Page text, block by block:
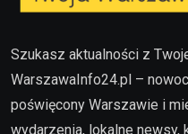
Szukasz aktualności z
WarszawaInfo24.pl –
poświęcony Warszawie i
wydarzenia, lokalne newsy,